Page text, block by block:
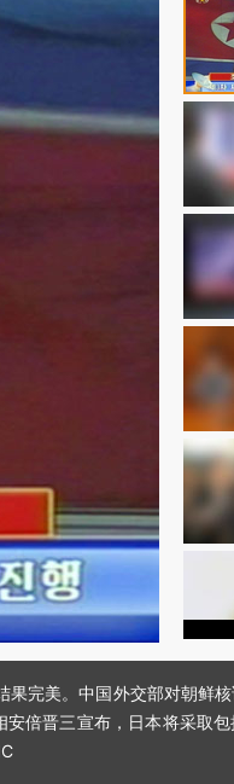
果完美。中国外交部对朝鲜
倍晋三宣布，日本将采取